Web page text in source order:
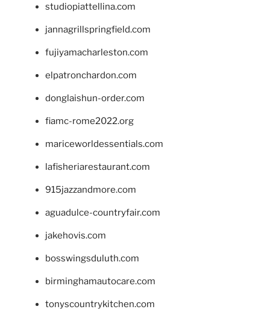
studiopiattellina.com
jannagrillspringfield.com
fujiyamacharleston.com
elpatronchardon.com
donglaishun-order.com
fiamc-rome2022.org
mariceworldessentials.com
lafisheriarestaurant.com
915jazzandmore.com
aguadulce-countryfair.com
jakehovis.com
bosswingsduluth.com
birminghamautocare.com
tonyscountrykitchen.com